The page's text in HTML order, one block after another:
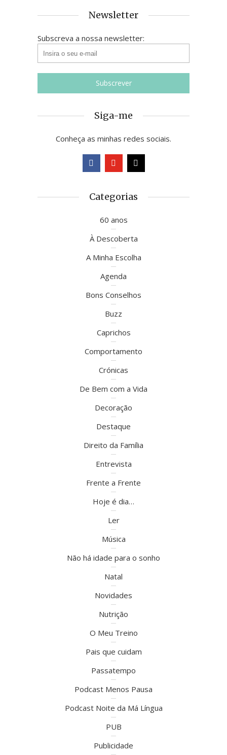
Newsletter
Subscreva a nossa newsletter:
Siga-me
Conheça as minhas redes sociais.
Categorias
60 anos
À Descoberta
A Minha Escolha
Agenda
Bons Conselhos
Buzz
Caprichos
Comportamento
Crónicas
De Bem com a Vida
Decoração
Destaque
Direito da Família
Entrevista
Frente a Frente
Hoje é dia…
Ler
Música
Não há idade para o sonho
Natal
Novidades
Nutrição
O Meu Treino
Pais que cuidam
Passatempo
Podcast Menos Pausa
Podcast Noite da Má Língua
PUB
Publicidade